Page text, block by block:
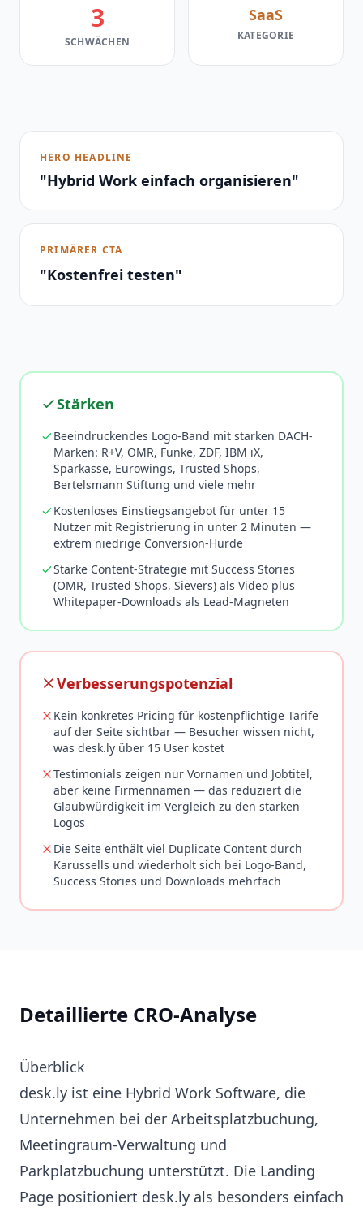
3
SCHWÄCHEN
SaaS
KATEGORIE
HERO HEADLINE
"Hybrid Work einfach organisieren"
PRIMÄRER CTA
"Kostenfrei testen"
Stärken
Beeindruckendes Logo-Band mit starken DACH-
Marken: R+V, OMR, Funke, ZDF, IBM iX,
Sparkasse, Eurowings, Trusted Shops,
Bertelsmann Stiftung und viele mehr
Kostenloses Einstiegsangebot für unter 15
Nutzer mit Registrierung in unter 2 Minuten —
extrem niedrige Conversion-Hürde
Starke Content-Strategie mit Success Stories
(OMR, Trusted Shops, Sievers) als Video plus
Whitepaper-Downloads als Lead-Magneten
Verbesserungspotenzial
Kein konkretes Pricing für kostenpflichtige Tarife
auf der Seite sichtbar — Besucher wissen nicht,
was desk.ly über 15 User kostet
Testimonials zeigen nur Vornamen und Jobtitel,
aber keine Firmennamen — das reduziert die
Glaubwürdigkeit im Vergleich zu den starken
Logos
Die Seite enthält viel Duplicate Content durch
Karussells und wiederholt sich bei Logo-Band,
Success Stories und Downloads mehrfach
Detaillierte CRO-Analyse
Überblick
desk.ly ist eine Hybrid Work Software, die
Unternehmen bei der Arbeitsplatzbuchung,
Meetingraum-Verwaltung und
Parkplatzbuchung unterstützt. Die Landing
Page positioniert desk.ly als besonders einfach